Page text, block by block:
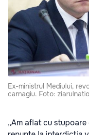
Ex-ministrul Mediului,
carnagiu. Foto:
„Am aflat cu